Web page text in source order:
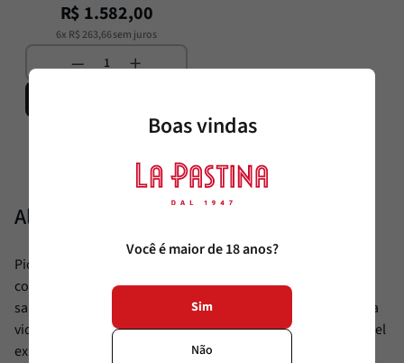
R$ 1.582,00
6x R$263,66sem juros
Alimentamos sua paixão.
Pioneira em diversas categorias, a La Pastina vive em
constante busca por produtos diferenciados, saudáveis e
saborosos, oferecendo ao cliente sofisticação e facilitando a
vida daqueles que buscam trazer ao seu dia a dia uma incrível
experiência gourmet à mesa.
Boas vindas
Você é maior de 18 anos?
Sim
Não